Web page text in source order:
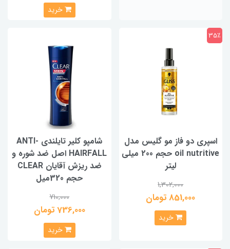
خرید
اسپری دو فاز مو گلیس مدل
oil nutritive حجم 200 میلی
لیتر
1,302,000
851,000 تومان
35٪
خرید
شامپو کلیر تایلندی ANTI-
HAIRFALL اصل ضد شوره و
ضد ریزش آقایان CLEAR
حجم 320میل
710,000
736,000 تومان
خرید